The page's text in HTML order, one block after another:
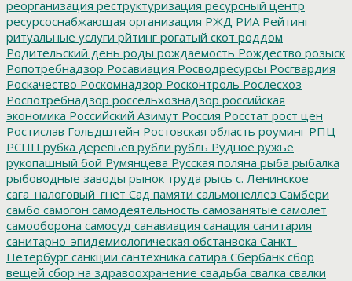
реорганизация реструктуризация ресурсный центр
ресурсоснабжающая организация РЖД РИА Рейтинг
ритуальные услуги рйтинг рогатый скот роддом
Родительский день роды рождаемость Рождество розыск
Ропотребнадзор Росавиация Росводресурсы Росгвардия
Роскачество Роскомнадзор Росконтроль Рослесхоз
Роспотребнадзор россельхознадзор российская
экономика Российский Азимут Россия Росстат рост цен
Ростислав Гольдштейн Ростовская область роуминг РПЦ
РСПП рубка деревьев рубли рубль Рудное ружье
рукопашный бой Румянцева Русская поляна рыба рыбалка
рыбоводные заводы рынок труда рысь с. Ленинское
сага_налоговый_гнет Сад памяти сальмонеллез Самбери
самбо самогон самодеятельность самозанятые самолет
самооборона самосуд санавиация санация санитария
санитарно-эпидемиологическая обстанвока Санкт-
Петербург санкции сантехника сатира Сбербанк сбор
вещей сбор на здравоохранение свадьба свалка свалки